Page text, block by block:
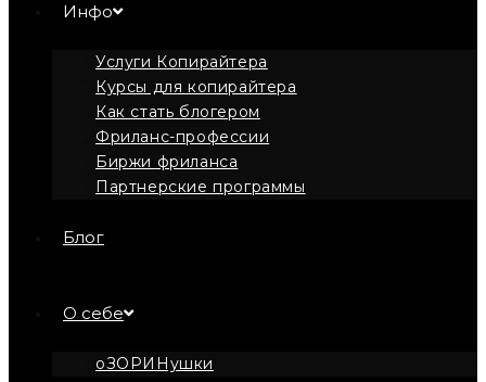
Инфо
Услуги Копирайтера
Курсы для копирайтера
Как стать блогером
Фриланс-профессии
Биржи фриланса
Партнерские программы
Блог
О себе
оЗОРИНушки